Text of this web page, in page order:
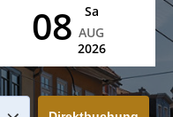
08
Sa
AUG
2026